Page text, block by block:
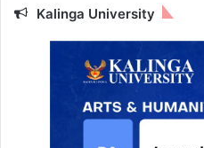
Kalinga University